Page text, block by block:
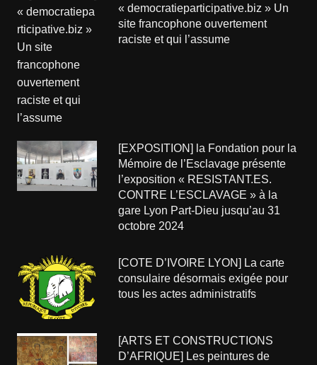
« democratieparticipative.biz » Un
site francophone ouvertement
raciste et qui l’assume
[EXPOSITION] la Fondation pour la
Mémoire de l’Esclavage présente
l’exposition « RESISTANT.ES.
CONTRE L’ESCLAVAGE » à la
gare Lyon Part-Dieu jusqu’au 31
octobre 2024
[COTE D’IVOIRE LYON] La carte
consulaire désormais exigée pour
tous les actes administratifs
[ARTS ET CONSTRUCTIONS
D’AFRIQUE] Les peintures de